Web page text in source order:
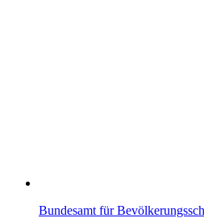
Bundesamt für